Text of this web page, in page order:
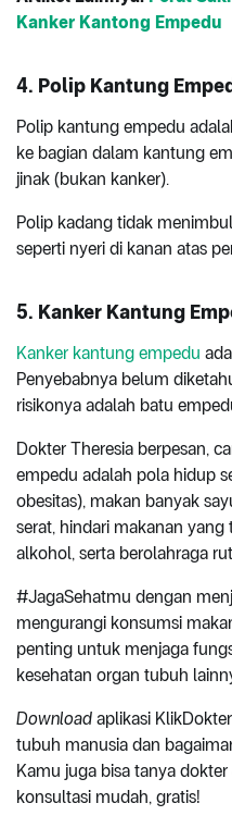
Kanker Kantong Empedu
4. Polip Kantung
Polip kantung empedu
ke bagian dalam kantung
jinak (bukan kanker).
Polip kadang tidak
seperti nyeri di kanan atas
5. Kanker Kantung
Kanker kantung empedu
Penyebabnya belum
risikonya adalah batu
Dokter Theresia berpesan,
empedu adalah pola hidup
obesitas), makan banyak
serat, hindari makanan
alkohol, serta berolahraga
#JagaSehatmu dengan
mengurangi konsumsi
penting untuk menjaga
kesehatan organ tubuh
Download aplikasi
tubuh manusia dan
Kamu juga bisa tanya dokter
konsultasi mudah, gratis!